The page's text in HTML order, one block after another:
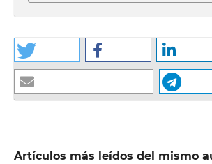
Artículos más leídos del mismo